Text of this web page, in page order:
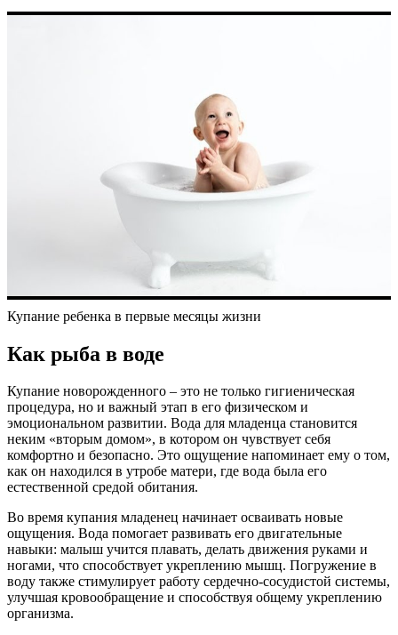
Купание ребенка в первые месяцы жизни
Как рыба в воде
Купание новорожденного – это не только гигиеническая
процедура, но и важный этап в его физическом и
эмоциональном развитии. Вода для младенца становится
неким «вторым домом», в котором он чувствует себя
комфортно и безопасно. Это ощущение напоминает ему о том,
как он находился в утробе матери, где вода была его
естественной средой обитания.
Во время купания младенец начинает осваивать новые
ощущения. Вода помогает развивать его двигательные
навыки: малыш учится плавать, делать движения руками и
ногами, что способствует укреплению мышц. Погружение в
воду также стимулирует работу сердечно-сосудистой системы,
улучшая кровообращение и способствуя общему укреплению
организма.